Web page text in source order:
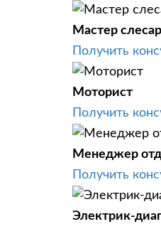
Мастер
Получить
Моторист
Получить
Менеджер
Получить
Электрик-